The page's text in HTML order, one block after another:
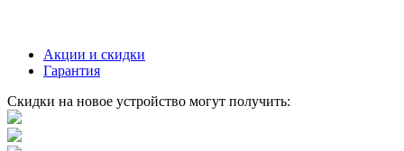
Акции и скидки
Гарантия
Скидки на новое устройство могут получить: